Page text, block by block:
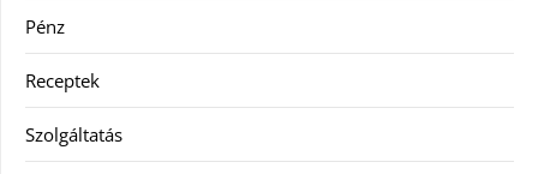
Pénz
Receptek
Szolgáltatás